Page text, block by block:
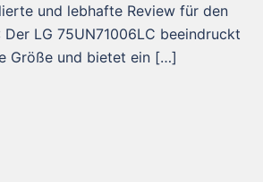
und lebhafte Review für den
Der LG 75UN71006LC beeindruckt
Größe und bietet ein […]